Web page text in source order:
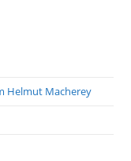
Helmut Macherey